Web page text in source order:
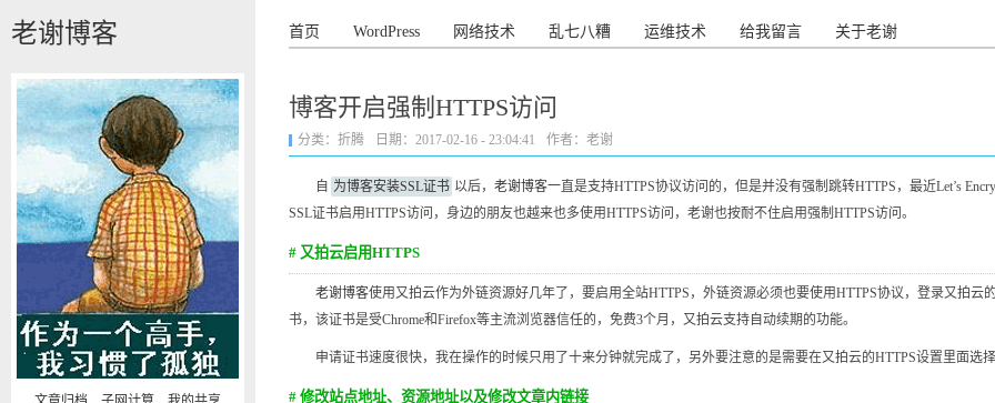
老谢博客 首页 WordPress 网络技术 乱七八糟 运维技术 给我留言 关于老谢
博客开启强制HTTPS访问
分类： 折腾 日期：2017-02-16 - 23:04:41 作者：老谢
自 为博客安装SSL证书 以后， 老谢博客一直是支持HTTPS协议访问的，但是并没有强制跳转HTTPS，最近Let’s
SSL证书启用HTTPS访问，身边的朋友也越来也多使用HTTPS访问，老谢也按耐不住启用强制HTTPS访问。
# 又拍云启用HTTPS
老谢博客使用又拍云作为外链资源好几年了，要启用全站HTTPS，外链资源必须也要使用HTTPS协议，登录又拍云
书，该证书是受Chrome和Firefox等主流浏览器信任的，免费3个月，又拍云支持自动续期的功能。
申请证书速度很快，我在操作的时候只用了十来分钟就完成了，另外要注意的是需要在又拍云的HTTPS设置里面选择
# 修改站点地址、资源地址以及修改文章内链接